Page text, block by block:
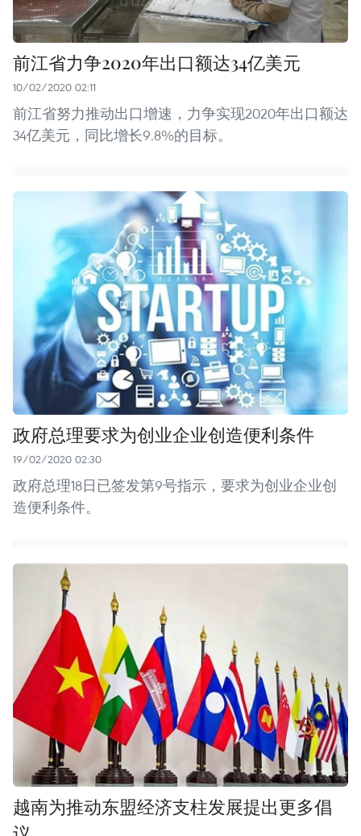
前江省力争2020年出口额达34亿美元
10/02/2020 02:11
前江省努力推动出口增速，力争实现2020年出口额达
34亿美元，同比增长9.8%的目标。
政府总理要求为创业企业创造便利条件
19/02/2020 02:30
政府总理18日已签发第9号指示，要求为创业企业创
造便利条件。
越南为推动东盟经济支柱发展提出更多倡